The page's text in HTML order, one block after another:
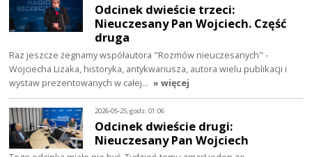
Odcinek dwieście trzeci:
Nieuczesany Pan Wojciech. Część
druga
Raz jeszcze żegnamy współautora "Rozmów nieuczesanych" -
Wojciecha Lizaka, historyka, antykwariusza, autora wielu publikacji i
wystaw prezentowanych w całej… » więcej
2026-05-25, godz. 01:06
Odcinek dwieście drugi:
Nieuczesany Pan Wojciech